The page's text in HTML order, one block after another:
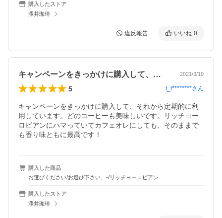
購入したストア
澤井珈琲
違反報告 いいね 0
キャンペーンをきっかけに購入して、それ… 2021/3/19
5 t_t********さん
キャンペーンをきっかけに購入して、それから定期的に利
用しています。どのコーヒーも美味しいです。リッチヨー
ロピアンにハマっていてカフェオレにしても、そのままで
も香り味ともに最高です！
購入した商品
お選びください/お選び下さい、-/リッチヨーロピアン
購入したストア
澤井珈琲